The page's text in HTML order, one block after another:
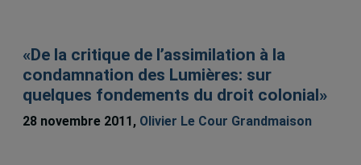
«De la critique de l’assimilation à la
condamnation des Lumières: sur
quelques fondements du droit colonial»
28 novembre 2011, Olivier Le Cour Grandmaison